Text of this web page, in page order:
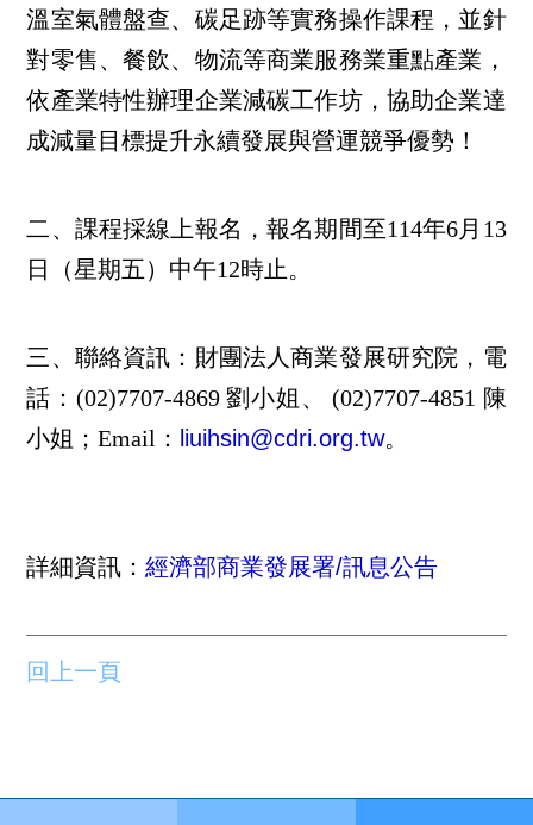
溫室氣體盤查、碳足跡等實務操作課程，並針
對零售、餐飲、物流等商業服務業重點產業，
依產業特性辦理企業減碳工作坊，協助企業達
成減量目標提升永續發展與營運競爭優勢！
二、課程採線上報名，報名期間至114年6月13
日（星期五）中午12時止。
三、聯絡資訊：財團法人商業發展研究院，電
話：(02)7707-4869 劉小姐、 (02)7707-4851 陳
小姐；Email： liuihsin@cdri.org.tw。
詳細資訊：經濟部商業發展署/訊息公告
回上一頁